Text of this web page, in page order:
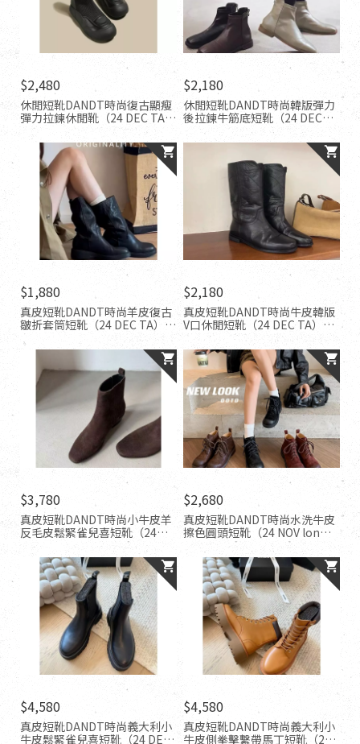
$2,480
休閒短靴DANDT時尚復古顯瘦
彈力拉鍊休閒靴（24 DEC TA）
$2,180
休閒短靴DANDT時尚韓版彈力
後拉鍊牛筋底短靴（24 DEC
TA）同風格請在賣場搜尋-歐美
女鞋
$1,880
真皮短靴DANDT時尚羊皮復古
皺折套筒短靴（24 DEC TA）同
風格請在賣場搜尋-歐美女鞋
$2,180
真皮短靴DANDT時尚牛皮韓版
V口休閒短靴（24 DEC TA）同
風格請在賣場搜尋-歐美女鞋
$3,780
真皮短靴DANDT時尚小牛皮羊
反毛皮鬆緊雀兒喜短靴（24
DEC LUC weslien)同風格請在
賣場搜尋-外銷女鞋
$2,680
真皮短靴DANDT時尚水洗牛皮
擦色圓頭短靴（24 NOV lon）
同風格請在賣場搜尋-歐美女鞋
$4,580
真皮短靴DANDT時尚義大利小
牛皮鬆緊雀兒喜短靴（24 DEC
$4,580
真皮短靴DANDT時尚義大利小
牛皮側拳擊繫帶馬丁短靴（24